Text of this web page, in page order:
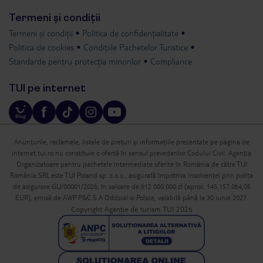
Termeni și condiții
Termeni și condiții
Politica de confidențialitate
Politica de cookies
Condițiile Pachetelor Turistice
Standarde pentru protecția minorilor
Compliance
TUI pe internet
Anunțurile, reclamele, listele de prețuri și informațiile prezentate pe pagina de
internet tui.ro nu constituie o ofertă în sensul prevederilor Codului Civil. Agenția
Organizatoare pentru pachetele intermediate oferite în România de către TUI
România SRL este TUI Poland sp. z.o.o., asigurată împotriva insolvenței prin polița
de asigurare GU/00001/2026, în valoare de 612 000 000 zl (aprox. 145.157.064,05
EUR), emisă de AWP P&C S.A Oddzial w Polsce, valabilă până la 30 iunie 2027.
Copyright Agenție de turism TUI 2026